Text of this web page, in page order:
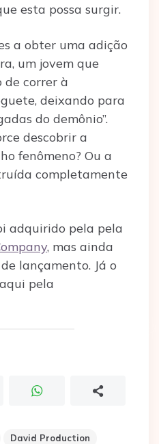
esta possa surgir.
a obter uma adição
um jovem que
de correr à
deixando para
do demônio”.
descobrir a
fenômeno? Ou a
completamente
adquirido pela pela
, mas ainda
lançamento. Já o
pela
David Production